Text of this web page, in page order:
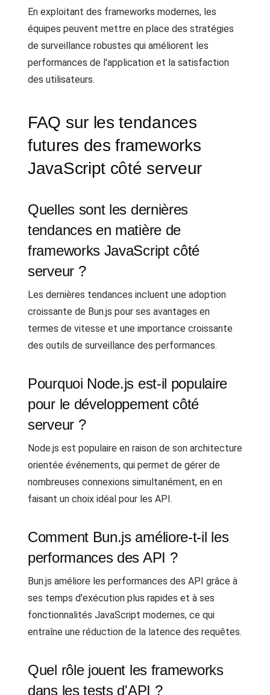
En exploitant des frameworks modernes, les
équipes peuvent mettre en place des stratégies
de surveillance robustes qui améliorent les
performances de l'application et la satisfaction
des utilisateurs.
FAQ sur les tendances
futures des frameworks
JavaScript côté serveur
Quelles sont les dernières
tendances en matière de
frameworks JavaScript côté
serveur ?
Les dernières tendances incluent une adoption
croissante de Bun.js pour ses avantages en
termes de vitesse et une importance croissante
des outils de surveillance des performances.
Pourquoi Node.js est-il populaire
pour le développement côté
serveur ?
Node.js est populaire en raison de son architecture
orientée événements, qui permet de gérer de
nombreuses connexions simultanément, en en
faisant un choix idéal pour les API.
Comment Bun.js améliore-t-il les
performances des API ?
Bun.js améliore les performances des API grâce à
ses temps d'exécution plus rapides et à ses
fonctionnalités JavaScript modernes, ce qui
entraîne une réduction de la latence des requêtes.
Quel rôle jouent les frameworks
dans les tests d'API ?